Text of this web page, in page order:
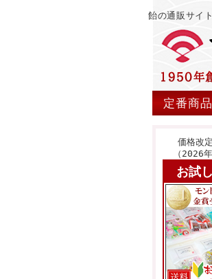
飴の通販サイ
定番商品
価格改
（2026
お試